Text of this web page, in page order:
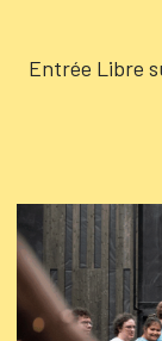
Entrée Libre